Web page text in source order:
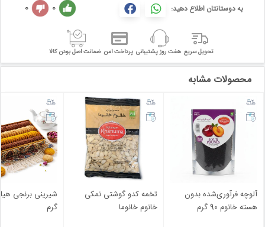
به دوستانتان اطلاع دهید: 0
0
تحویل سریع هفت روز پشتیبانی پرداخت امن ضمانت اصل بودن کالا
محصولات مشابه
آلوچه فرآوری‌شده بدون
هسته خانوم 90 گرم
تخمه کدو گوشتی نمکی
خانوم خانوما
گرم